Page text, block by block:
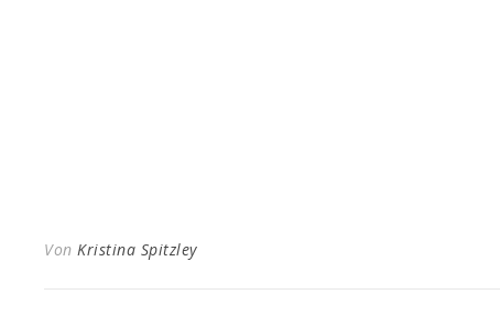
Von Kristina Spitzley